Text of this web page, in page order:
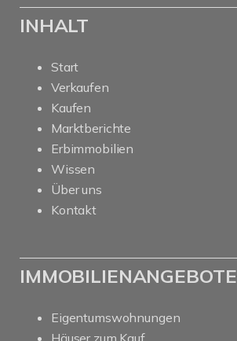
INHALT
Start
Verkaufen
Kaufen
Marktberichte
Erbimmobilien
Wissen
Über uns
Kontakt
IMMOBILIENANGEBOTE
Eigentumswohnungen
Häuser zum Kauf